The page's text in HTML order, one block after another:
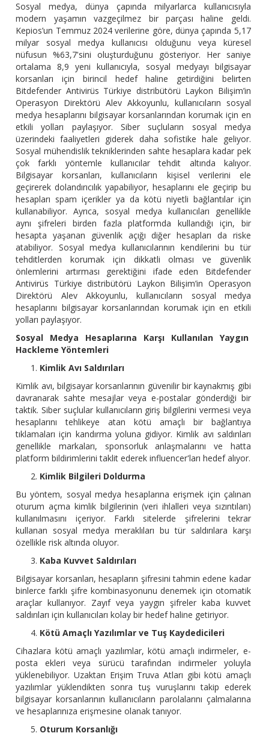
Sosyal medya, dünya çapında milyarlarca kullanıcısıyla
modern yaşamın vazgeçilmez bir parçası haline geldi.
Kepios’un Temmuz 2024 verilerine göre, dünya çapında 5,17
milyar sosyal medya kullanıcısı olduğunu veya küresel
nüfusun %63,7'sini oluşturduğunu gösteriyor. Her saniye
ortalama 8,9 yeni kullanıcıyla, sosyal medyayı bilgisayar
korsanları için birincil hedef haline getirdiğini belirten
Bitdefender Antivirüs Türkiye distribütörü Laykon Bilişim’in
Operasyon Direktörü Alev Akkoyunlu, kullanıcıların sosyal
medya hesaplarını bilgisayar korsanlarından korumak için en
etkili yolları paylaşıyor. Siber suçluların sosyal medya
üzerindeki faaliyetleri giderek daha sofistike hale geliyor.
Sosyal mühendislik tekniklerinden sahte hesaplara kadar pek
çok farklı yöntemle kullanıcılar tehdit altında kalıyor.
Bilgisayar korsanları, kullanıcıların kişisel verilerini ele
geçirerek dolandırıcılık yapabiliyor, hesaplarını ele geçirip bu
hesapları spam içerikler ya da kötü niyetli bağlantılar için
kullanabiliyor. Ayrıca, sosyal medya kullanıcıları genellikle
aynı şifreleri birden fazla platformda kullandığı için, bir
hesapta yaşanan güvenlik açığı diğer hesapları da riske
atabiliyor. Sosyal medya kullanıcılarının kendilerini bu tür
tehditlerden korumak için dikkatli olması ve güvenlik
önlemlerini artırması gerektiğini ifade eden Bitdefender
Antivirüs Türkiye distribütörü Laykon Bilişim’in Operasyon
Direktörü Alev Akkoyunlu, kullanıcıların sosyal medya
hesaplarını bilgisayar korsanlarından korumak için en etkili
yolları paylaşıyor.
Sosyal Medya Hesaplarına Karşı Kullanılan Yaygın
Hackleme Yöntemleri
Kimlik Avı Saldırıları
Kimlik avı, bilgisayar korsanlarının güvenilir bir kaynakmış gibi
davranarak sahte mesajlar veya e-postalar gönderdiği bir
taktik. Siber suçlular kullanıcıların giriş bilgilerini vermesi veya
hesaplarını tehlikeye atan kötü amaçlı bir bağlantıya
tıklamaları için kandırma yoluna gidiyor. Kimlik avı saldırıları
genellikle markaları, sponsorluk anlaşmalarını ve hatta
platform bildirimlerini taklit ederek influencer'ları hedef alıyor.
Kimlik Bilgileri Doldurma
Bu yöntem, sosyal medya hesaplarına erişmek için çalınan
oturum açma kimlik bilgilerinin (veri ihlalleri veya sızıntıları)
kullanılmasını içeriyor. Farklı sitelerde şifrelerini tekrar
kullanan sosyal medya meraklıları bu tür saldırılara karşı
özellikle risk altında oluyor.
Kaba Kuvvet Saldırıları
Bilgisayar korsanları, hesapların şifresini tahmin edene kadar
binlerce farklı şifre kombinasyonunu denemek için otomatik
araçlar kullanıyor. Zayıf veya yaygın şifreler kaba kuvvet
saldırıları için kullanıcıları kolay bir hedef haline getiriyor.
Kötü Amaçlı Yazılımlar ve Tuş Kaydedicileri
Cihazlara kötü amaçlı yazılımlar, kötü amaçlı indirmeler, e-
posta ekleri veya sürücü tarafından indirmeler yoluyla
yüklenebiliyor. Uzaktan Erişim Truva Atları gibi kötü amaçlı
yazılımlar yüklendikten sonra tuş vuruşlarını takip ederek
bilgisayar korsanlarının kullanıcıların parolalarını çalmalarına
ve hesaplarınıza erişmesine olanak tanıyor.
Oturum Korsanlığı